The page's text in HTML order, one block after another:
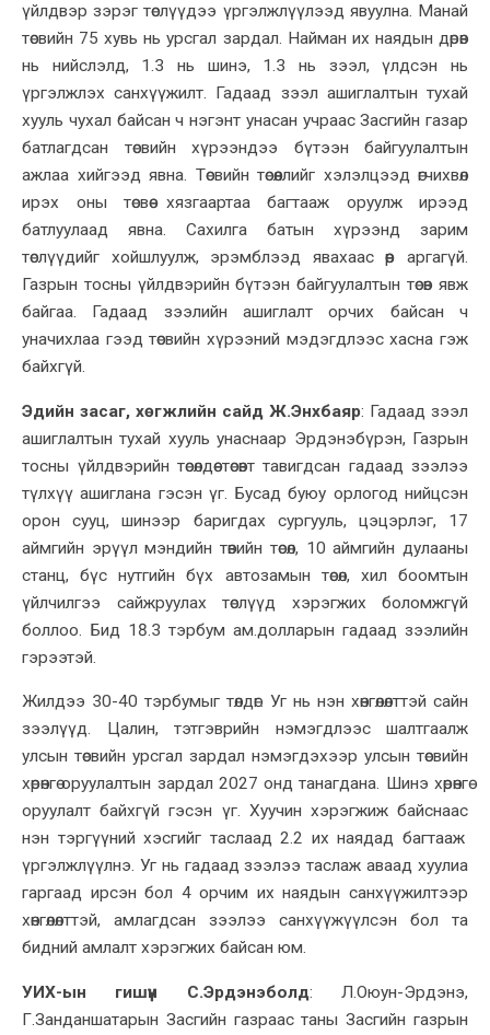
үйлдвэр зэрэг төслүүдээ үргэлжлүүлээд явуулна. Манай
төсвийн 75 хувь нь урсгал зардал. Найман их наядын дөрөв
нь нийслэлд, 1.3 нь шинэ, 1.3 нь зээл, үлдсэн нь
үргэлжлэх санхүүжилт.
Гадаад зээл ашиглалтын тухай
хууль чухал байсан ч нэгэнт унасан учраасЗасгийн газар
батлагдсан төсвийн хүрээндээ бүтээн байгуулалтын
ажлаа хийгээд явна. Төсвийн төсөөллийг хэлэлцээд өгчихвөл
ирэх оны төсвөө хязгаартаа багтааж оруулж ирээд
батлуулаад явна. Сахилга батын хүрээнд зарим
төслүүдийг хойшлуулж, эрэмблээд явахаас өөр аргагүй.
Газрын тосны үйлдвэрийн бүтээн байгуулалтын төсөв явж
байгаа. Гадаад зээлийн ашиглалт орчих байсан ч
уначихлаа гээд төсвийн хүрээний мэдэгдлээс хасна гэж
байхгүй.
Эдийн засаг, хөгжлийн сайд Ж.Энхбаяр: Гадаад зээл
ашиглалтынтухай хууль унаснаар Эрдэнэбүрэн, Газрын
тосны үйлдвэрийн төсөлдөөтөсөвт тавигдсан гадаад зээлээ
түлхүү ашиглана гэсэн үг. Бусад буюу орлогод нийцсэн
орон сууц, шинээр баригдах сургууль, цэцэрлэг, 17
аймгийн эрүүл мэндийнтөвийн төсөл, 10 аймгийн дулааны
станц, бүс нутгийн бүх автозамын төсөл, хил боомтын
үйлчилгээ сайжруулах төслүүд хэрэгжих боломжгүй
боллоо. Бид 18.3 тэрбум ам.долларын гадаад зээлийн
гэрээтэй.
Жилдээ 30-40 тэрбумыг төлдөг. Уг нь нэн хөнгөлөлттэй сайн
зээлүүд. Цалин, тэтгэврийн нэмэгдлээс шалтгаалж
улсын төсвийн урсгал зардал нэмэгдэхээр улсын төсвийн
хөрөнгө оруулалтын зардал 2027ондтанагдана. Шинэ хөрөнгө
оруулалт байхгүй гэсэн үг. Хуучин хэрэгжиж байснаас
нэн тэргүүний хэсгийг таслаад 2.2 их наядад багтааж
үргэлжлүүлнэ. Угнь гадаад зээлээ таслаж аваад хуулиа
гаргаад ирсэн бол 4 орчим их наядын санхүүжилтээр
хөнгөлөлттэй, амлагдсан зээлээ санхүүжүүлсэн бол та
бидний амлалт хэрэгжих байсан юм.
УИХ-ын гишүүн С.Эрдэнэболд: Л.Оюун-Эрдэнэ,
Г.Занданшатарын Засгийн газраас таны Засгийн газрын